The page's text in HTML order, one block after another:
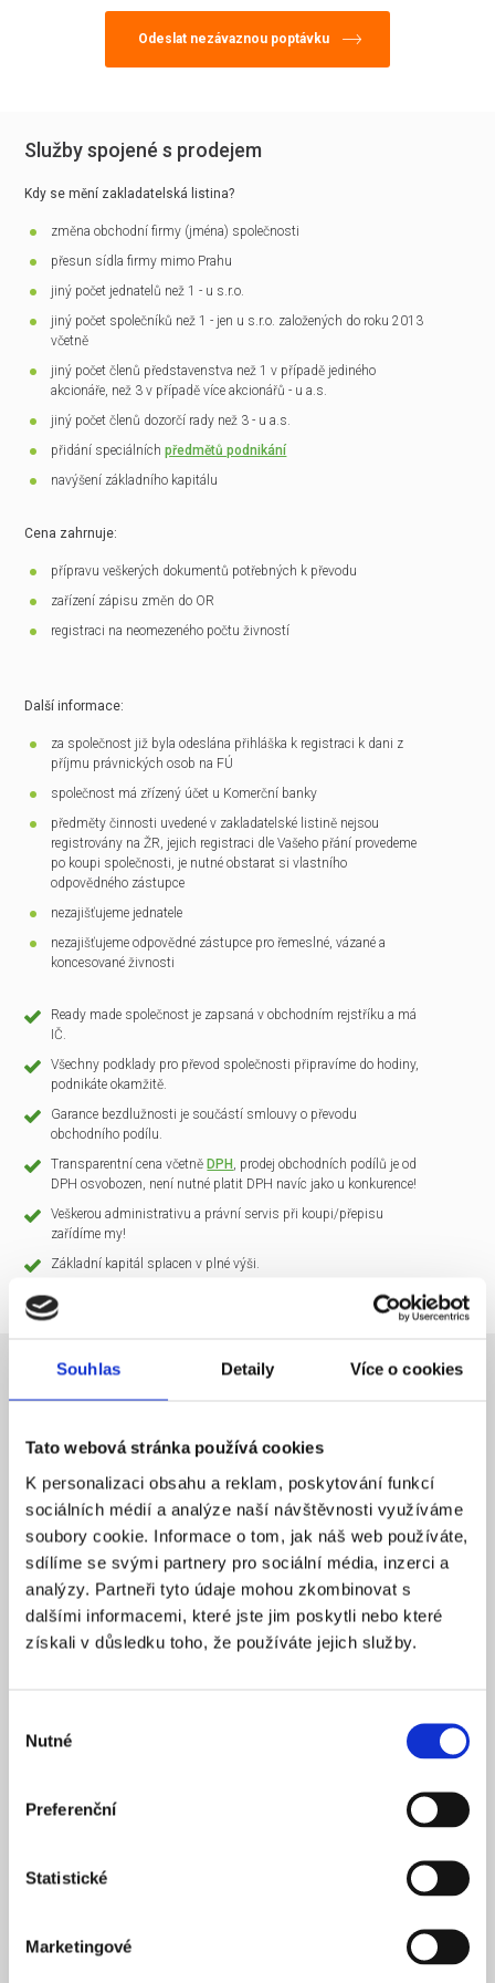
Souhlas Detaily Více o cookies
Tato webová stránka používá cookies
K personalizaci obsahu a reklam, poskytování funkcí
sociálních médií a analýze naší návštěvnosti využíváme
soubory cookie. Informace o tom, jak náš web používáte,
sdílíme se svými partnery pro sociální média, inzerci a
analýzy. Partneři tyto údaje mohou zkombinovat s
dalšími informacemi, které jste jim poskytli nebo které
získali v důsledku toho, že používáte jejich služby.
souhlasu
Nutné
Preferenční
Statistické
Marketingové
Služby spojené s prodejem
Kdy se mění zakladatelská listina?
změna obchodní firmy (jména) společnosti
přesun sídla firmy mimo Prahu
jiný počet jednatelů než 1 - u s.r.o.
jiný počet společníků než 1 - jen u s.r.o. založených do roku 2013
včetně
jiný počet členů představenstva než 1 v případě jediného
akcionáře, než 3 v případě více akcionářů - u a.s.
jiný počet členů dozorčí rady než 3 - u a.s.
přidání speciálníchpředmětů podnikání
navýšení základního kapitálu
Cena zahrnuje:
přípravu veškerých dokumentů potřebných k převodu
zařízení zápisu změn do OR
registraci na neomezeného počtu živností
Další informace:
za společnost již byla odeslána přihláška k registraci k dani z
příjmu právnických osob na FÚ
společnost má zřízený účet u Komerční banky
předměty činnosti uvedené v zakladatelské listině nejsou
registrovány na ŽR, jejich registraci dle Vašeho přání provedeme
po koupi společnosti, je nutné obstarat si vlastního
odpovědného zástupce
nezajišťujeme jednatele
nezajišťujeme odpovědné zástupce pro řemeslné, vázané a
koncesované živnosti
Ready made společnost je zapsaná v obchodním rejstříku a má
IČ.
Všechny podklady pro převod společnosti připravíme do hodiny,
podnikáte okamžitě.
Garance bezdlužnosti je součástí smlouvy o převodu
obchodního podílu.
Transparentní cena včetně DPH , prodej obchodních podílů je od
DPH osvobozen, není nutné platit DPH navíc jako u konkurence!
Veškerou administrativu a právní servis při koupi/přepisu
zařídíme my!
Základní kapitál splacen v plné výši.
NÁZEV SPOLEČNOSTI
SÍDLO
ZALOŽENO 2025
CENA OD * 15 900 Kč
REZERVOVAT
KAPITÁL 20 000 Kč
ZALOŽENO 2025
NÁZEV SPOLEČNOSTI